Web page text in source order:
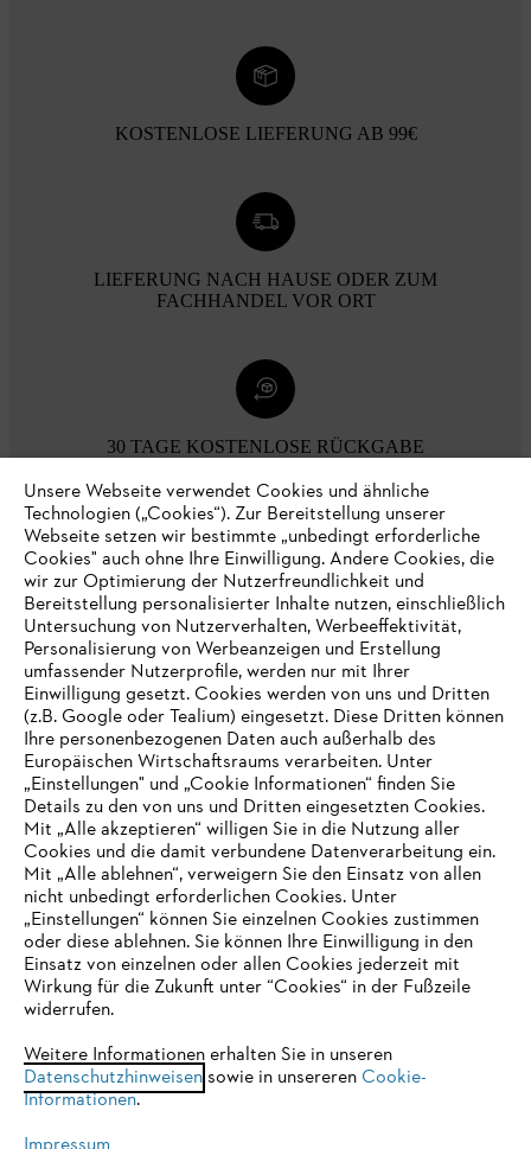
KOSTENLOSE LIEFERUNG AB 99€
LIEFERUNG NACH HAUSE ODER ZUM
FACHHANDEL VOR ORT
30 TAGE KOSTENLOSE RÜCKGABE
Zahlungsmöglichkeiten
Unternehmen
Online Shop
Service
Allgemeine Geschäftsbedingungen
IHR BROWSER WIRD NICHT
UNTERSTÜTZT
eine optimale Nutzung unserer Seite empfehlen wir Ihnen, zu
einem der folgenden Browser zu wechseln:
Unsere Webseite verwendet Cookies und ähnliche
Technologien („Cookies“). Zur Bereitstellung unserer
Webseite setzen wir bestimmte „unbedingt erforderliche
Cookies" auch ohne Ihre Einwilligung. Andere Cookies, die
wir zur Optimierung der Nutzerfreundlichkeit und
Bereitstellung personalisierter Inhalte nutzen, einschließlich
Untersuchung von Nutzerverhalten, Werbeeffektivität,
Personalisierung von Werbeanzeigen und Erstellung
umfassender Nutzerprofile, werden nur mit Ihrer
Einwilligung gesetzt. Cookies werden von uns und Dritten
(z.B. Google oder Tealium) eingesetzt. Diese Dritten können
Ihre personenbezogenen Daten auch außerhalb des
Europäischen Wirtschaftsraums verarbeiten. Unter
„Einstellungen" und „Cookie Informationen“ finden Sie
Details zu den von uns und Dritten eingesetzten Cookies.
Mit „Alle akzeptieren“ willigen Sie in die Nutzung aller
Cookies und die damit verbundene Datenverarbeitung ein.
Mit „Alle ablehnen“, verweigern Sie den Einsatz von allen
nicht unbedingt erforderlichen Cookies. Unter
„Einstellungen“ können Sie einzelnen Cookies zustimmen
oder diese ablehnen. Sie können Ihre Einwilligung in den
Einsatz von einzelnen oder allen Cookies jederzeit mit
Wirkung für die Zukunft unter “Cookies“ in der Fußzeile
widerrufen.
Weitere Informationen erhalten Sie in unseren
Datenschutzhinweisensowie in unsereren Cookie-
Informationen.